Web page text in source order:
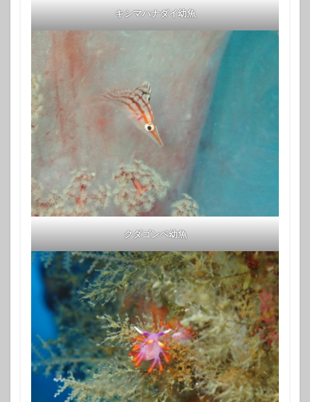
キシマハナダイ幼魚
クダゴンベ幼魚